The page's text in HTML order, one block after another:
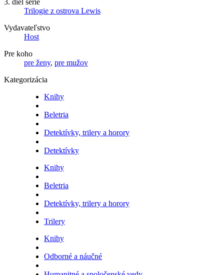
Trilogie z ostrova Lewis
Vydavateľstvo
Host
Pre koho
pre ženy, pre mužov
Kategorizácia
Knihy
Beletria
Detektívky, trilery a horory
Detektívky
Knihy
Beletria
Detektívky, trilery a horory
Trilery
Knihy
Odborné a náučné